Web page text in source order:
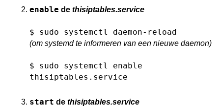
enable de thisiptables.service
$ sudo systemctl daemon-reload
(om systemd te informeren van een nieuwe daemon)
$ sudo systemctl enable
thisiptables.service
start de thisiptables.service